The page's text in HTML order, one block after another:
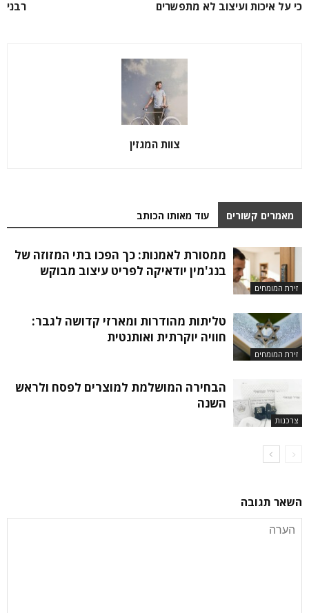
כי על איכות ועיצוב לא מתפשרים רבני
צוות המגזין
מאמרים קשורים עוד מאותו הכותב
זירת המומחים
ממסורת לאמנות: כך הפכו בתי המזוזה של
בנג'מין יודאיקה לפריט עיצוב מבוקש
זירת המומחים
טליתות מהודרות ומארזי קדושה לגבר:
חוויה יוקרתית ואותנטית
צרכנות
הבחירה המושלמת למוצרים לפסח ולראש
השנה
השאר תגובה